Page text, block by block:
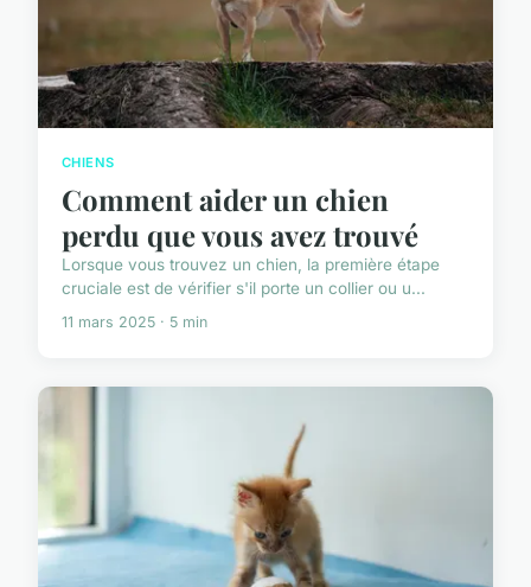
CHIENS
Comment aider un chien
perdu que vous avez trouvé
Lorsque vous trouvez un chien, la première étape
cruciale est de vérifier s'il porte un collier ou u...
11 mars 2025 · 5 min